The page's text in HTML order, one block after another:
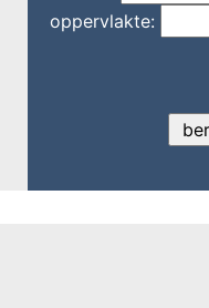
oppervlakte: